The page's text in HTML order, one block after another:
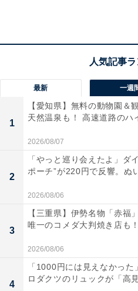
最新 一週
1
【愛知県】無料の動物園＆
天然温泉も！ 高速道路のハ
2026/08/07
2
「やっと巡り会えたよ」ダ
ポーチ”が220円で反響。ぬ
2026/08/06
3
【三重県】伊勢名物「赤福
唯一のコメダ大判焼き店も
2026/08/06
4
「1000円には見えなかっ
ロダクツのリュックが「高